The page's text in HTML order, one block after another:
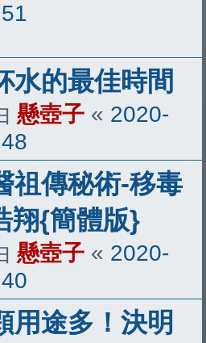
水的最佳時間
懸壺子 « 2020-
祖傳秘術-移毒
翔{簡體版}
懸壺子 « 2020-
用途多！決明